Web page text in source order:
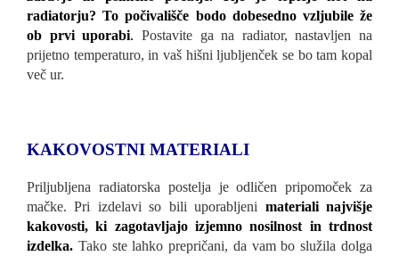
radiatorju? To počivališče bodo dobesedno vzljubile že
ob prvi uporabi. Postavite ga na radiator, nastavljen na
prijetno temperaturo, in vaš hišni ljubljenček se bo tam kopal
več ur.
KAKOVOSTNI MATERIALI
Priljubljena radiatorska postelja je odličen pripomoček za
mačke. Pri izdelavi so bili uporabljeni materiali najvišje
kakovosti, ki zagotavljajo izjemno nosilnost in trdnost
izdelka. Tako ste lahko prepričani, da vam bo služila dolga